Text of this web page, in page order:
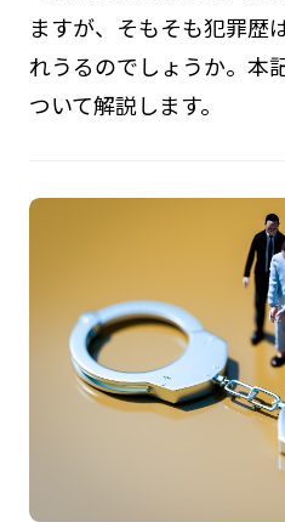
ますが、そもそも犯罪歴
れうるのでしょうか。本
ついて解説します。